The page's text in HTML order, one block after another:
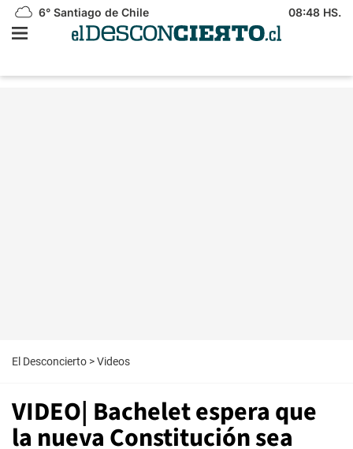
6° Santiago de Chile 08:48 HS.
El Desconcierto >Videos
VIDEO| Bachelet espera que
la nueva Constitución sea